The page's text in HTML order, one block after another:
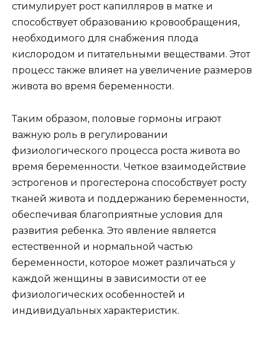
стимулирует рост капилляров в матке и
способствует образованию кровообращения,
необходимого для снабжения плода
кислородом и питательными веществами. Этот
процесс также влияет на увеличение размеров
живота во время беременности.
Таким образом, половые гормоны играют
важную роль в регулировании
физиологического процесса роста живота во
время беременности. Четкое взаимодействие
эстрогенов и прогестерона способствует росту
тканей живота и поддержанию беременности,
обеспечивая благоприятные условия для
развития ребенка. Это явление является
естественной и нормальной частью
беременности, которое может различаться у
каждой женщины в зависимости от ее
физиологических особенностей и
индивидуальных характеристик.